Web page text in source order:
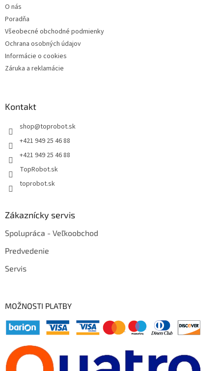
O nás
Poradňa
Všeobecné obchodné podmienky
Ochrana osobných údajov
Informácie o cookies
Záruka a reklamácie
Kontakt
shop@toprobot.sk
+421 949 25 46 88
+421 949 25 46 88
TopRobot.sk
toprobot.sk
Zákaznícky servis
Spolupráca - Veľkoobchod
Predvedenie
Servis
MOŽNOSTI PLATBY